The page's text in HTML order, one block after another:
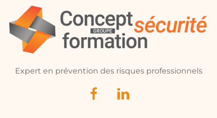
Expert en prévention des risques professionnels